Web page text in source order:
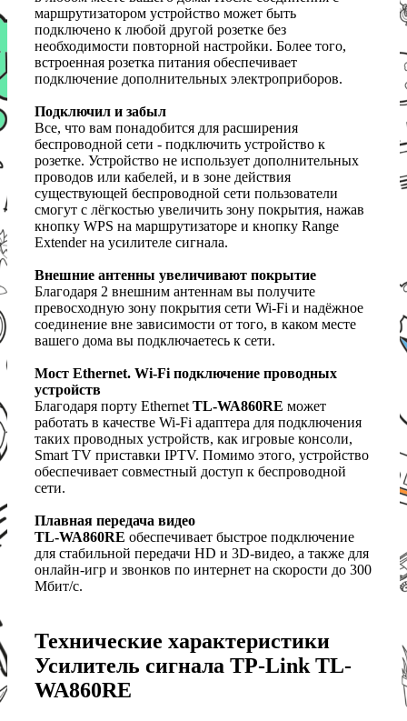
маршрутизатором устройство может быть
подключено к любой другой розетке без
необходимости повторной настройки. Более того,
встроенная розетка питания обеспечивает
подключение дополнительных электроприборов.
Подключил и забыл
Все, что вам понадобится для расширения
беспроводной сети - подключить устройство к
розетке. Устройство не использует дополнительных
проводов или кабелей, и в зоне действия
существующей беспроводной сети пользователи
смогут с лёгкостью увеличить зону покрытия, нажав
кнопку WPS на маршрутизаторе и кнопку Range
Extender на усилителе сигнала.
Внешние антенны увеличивают покрытие
Благодаря 2 внешним антеннам вы получите
превосходную зону покрытия сети Wi-Fi и надёжное
соединение вне зависимости от того, в каком месте
вашего дома вы подключаетесь к сети.
Мост Ethernet. Wi-Fi подключение проводных
устройств
Благодаря порту EthernetTL-WA860RE может
работать в качестве Wi-Fi адаптера для подключения
таких проводных устройств, как игровые консоли,
Smart TV приставки IPTV. Помимо этого, устройство
обеспечивает совместный доступ к беспроводной
сети.
Плавная передача видео
TL-WA860RE обеспечивает быстрое подключение
для стабильной передачи HD и 3D-видео, а также для
онлайн-игр и звонков по интернет на скорости до 300
Мбит/с.
Технические характеристики
Усилитель сигнала TP-Link TL-
WA860RE